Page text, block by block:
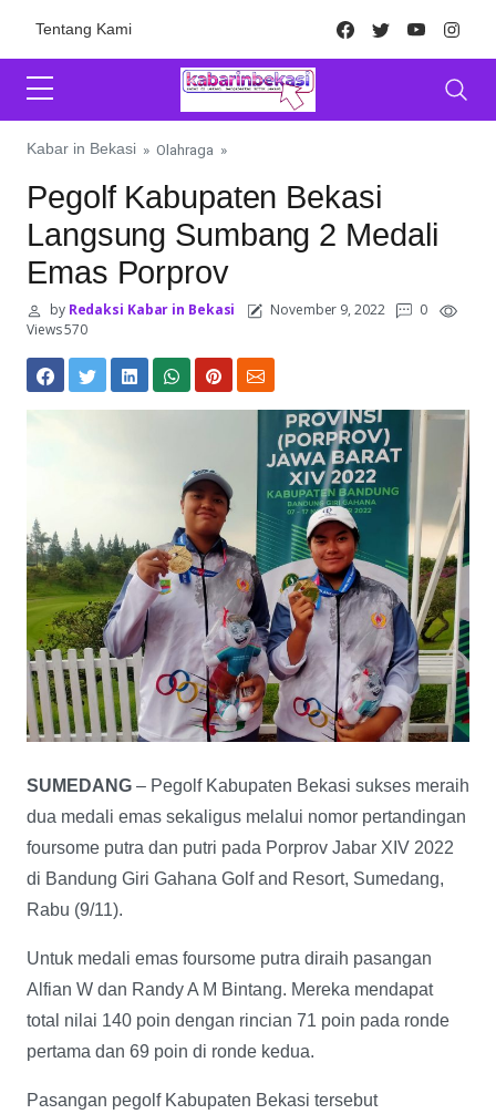
Tentang Kami Facebook
TwitterYoutube
Kabar in Bekasi » Olahraga »
Pegolf Kabupaten Bekasi
Langsung Sumbang 2 Medali
Emas Porprov
byRedaksi Kabar in Bekasi November 9, 2022
0
Views 570
SUMEDANG – Pegolf Kabupaten Bekasi sukses meraih
dua medali emas sekaligus melalui nomor pertandingan
foursome putra dan putri pada Porprov Jabar XIV 2022
di Bandung Giri Gahana Golf and Resort, Sumedang,
Rabu (9/11).
Untuk medali emas foursome putra diraih pasangan
Alfian W dan Randy A M Bintang. Mereka mendapat
total nilai 140 poin dengan rincian 71 poin pada ronde
pertama dan 69 poin di ronde kedua.
Pasangan pegolf Kabupaten Bekasi tersebut